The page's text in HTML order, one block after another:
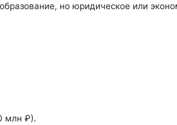
но юридическое или
млн ₽).